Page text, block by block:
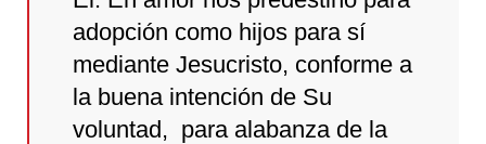
adopción como hijos para sí
mediante Jesucristo, conforme a
la buena intención de Su
voluntad, para alabanza de la